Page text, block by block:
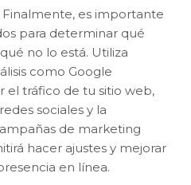
Finalmente, es importante
para determinar qué
no lo está. Utiliza
como Google
el tráfico de tu sitio web,
sociales y la
de marketing
hacer ajustes y mejorar
en línea.